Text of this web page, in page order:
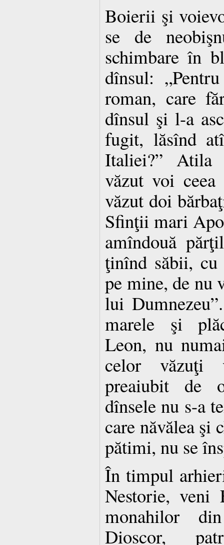
Boierii şi
se de
schimbare în
dînsul:
roman, care
dînsul şi l-a
fugit, lăsînd
Italiei?” Atila
văzut voi
văzut doi
Sfinţii mari
amîndouă
ţinînd săbii, cu
pe mine, de nu
lui
marele şi
Leon, nu
celor văzuţi
preaiubit de
dînsele nu s-a
care năvălea şi
pătimi, nu se
În timpul
Nestorie, veni
monahilor
Dioscor,